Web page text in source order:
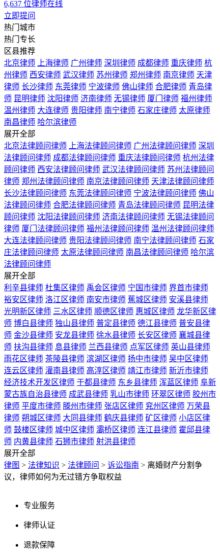
6,637 位律师在线
立即提问
热门城市
热门专长
区县推荐
北京律师
上海律师 广州律师 深圳律师 成都律师 重庆律师 杭
州律师 西安律师 武汉律师 苏州律师 郑州律师 南京律师 天津
律师 长沙律师 东莞律师 宁波律师 佛山律师 合肥律师 青岛律
师 昆明律师 沈阳律师 济南律师 无锡律师 厦门律师 福州律师
温州律师 大连律师 贵阳律师 南宁律师 石家庄律师 太原律师
南昌律师 哈尔滨律师
展开全部
北京法律顾问律师
上海法律顾问律师 广州法律顾问律师 深圳
法律顾问律师 成都法律顾问律师 重庆法律顾问律师 杭州法律
顾问律师 西安法律顾问律师 武汉法律顾问律师 苏州法律顾问
律师 郑州法律顾问律师 南京法律顾问律师 天津法律顾问律师
长沙法律顾问律师 东莞法律顾问律师 宁波法律顾问律师 佛山
法律顾问律师 合肥法律顾问律师 青岛法律顾问律师 昆明法律
顾问律师 沈阳法律顾问律师 济南法律顾问律师 无锡法律顾问
律师 厦门法律顾问律师 福州法律顾问律师 温州法律顾问律师
大连法律顾问律师 贵阳法律顾问律师 南宁法律顾问律师 石家
庄法律顾问律师 太原法律顾问律师 南昌法律顾问律师 哈尔滨
法律顾问律师
展开全部
利辛县律师 杜集区律师 禹会区律师 宁国市律师 界首市律师
裕安区律师 洛江区律师 南安市律师 蕉城区律师 安溪县律师
光明新区律师 三水区律师 顺德区律师 惠城区律师 龙华新区律
师 博白县律师 独山县律师 普定县律师 德江县律师 普安县律
师 金沙县律师 安龙县律师 徐水县律师 长安区律师 襄城县律
师 扶沟县律师 息县律师 兰西县律师 点军区律师 英山县律师
雨花区律师 茶陵县律师 滨湖区律师 扬中市律师 吴中区律师
连云区律师 灌南县律师 高淳区律师 靖江市律师 新沂市律师
经济技术开发区律师 于都县律师 东乡县律师 浑蓝区律师 阜新
蒙古族自治县律师 成武县律师 乳山市律师 环翠区律师 胶州市
律师 平度市律师 滕州市律师 张店区律师 兖州区律师 万荣县
律师 朔城区律师 大同县律师 鹤庆县律师 矿区律师 小店区律
师 鼓楼区律师 城中区律师 灞桥区律师 连江县律师 霍邱县律
师 内黄县律师 石狮市律师 射洪县律师
展开全部
律图 > 法律知识 > 法律顾问 > 诉讼指南 > 离婚财产分割争
议，律师如何为无过错方争取权益
专业服务
律师认证
退款保障